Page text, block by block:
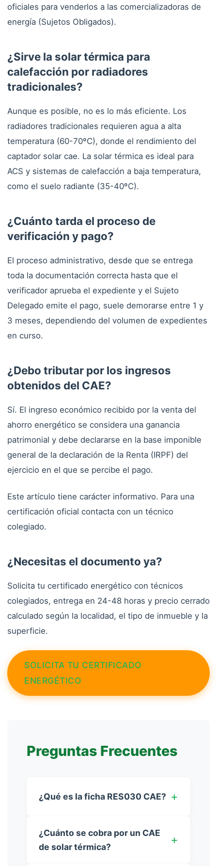
oficiales para venderlos a las comercializadoras de
energía (Sujetos Obligados).
¿Sirve la solar térmica para
calefacción por radiadores
tradicionales?
Aunque es posible, no es lo más eficiente. Los
radiadores tradicionales requieren agua a alta
temperatura (60-70ºC), donde el rendimiento del
captador solar cae. La solar térmica es ideal para
ACS y sistemas de calefacción a baja temperatura,
como el suelo radiante (35-40ºC).
¿Cuánto tarda el proceso de
verificación y pago?
El proceso administrativo, desde que se entrega
toda la documentación correcta hasta que el
verificador aprueba el expediente y el Sujeto
Delegado emite el pago, suele demorarse entre 1 y
3 meses, dependiendo del volumen de expedientes
en curso.
¿Debo tributar por los ingresos
obtenidos del CAE?
Sí. El ingreso económico recibido por la venta del
ahorro energético se considera una ganancia
patrimonial y debe declararse en la base imponible
general de la declaración de la Renta (IRPF) del
ejercicio en el que se percibe el pago.
Este artículo tiene carácter informativo. Para una
certificación oficial contacta con un técnico
colegiado.
¿Necesitas el documento ya?
Solicita tu certificado energético con técnicos
colegiados, entrega en 24-48 horas y precio cerrado
calculado según la localidad, el tipo de inmueble y la
superficie.
SOLICITA TU CERTIFICADO
ENERGÉTICO
Preguntas Frecuentes
¿Qué es la ficha RES030 CAE?
¿Cuánto se cobra por un CAE
de solar térmica?